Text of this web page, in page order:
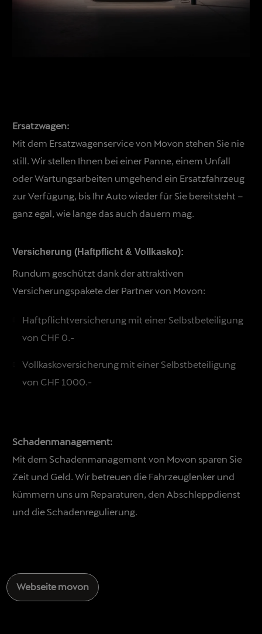
Ersatzwagen:
Mit dem Ersatzwagenservice von Movon stehen Sie nie
still. Wir stellen Ihnen bei einer Panne, einem Unfall
oder Wartungsarbeiten umgehend ein Ersatzfahrzeug
zur Verfügung, bis Ihr Auto wieder für Sie bereitsteht –
ganz egal, wie lange das auch dauern mag.
Versicherung (Haftpflicht & Vollkasko):
Rundum geschützt dank der attraktiven
Versicherungspakete der Partner von Movon:
Haftpflichtversicherung mit einer Selbstbeteiligung
von CHF 0.-
Vollkaskoversicherung mit einer Selbstbeteiligung
von CHF 1000.-
Schadenmanagement:
Mit dem Schadenmanagement von Movon sparen Sie
Zeit und Geld. Wir betreuen die Fahrzeuglenker und
kümmern uns um Reparaturen, den Abschleppdienst
und die Schadenregulierung.
Webseite movon